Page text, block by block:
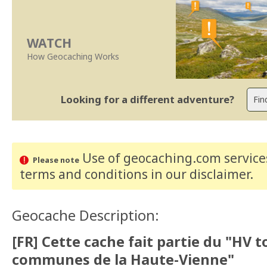
WATCH
How Geocaching Works
Looking for a different adventure?
Please noteUse of geocaching.com
terms and conditions in our disclaimer.
Geocache Description:
[FR] Cette cache fait partie du "HV
communes de la Haute-Vienne"